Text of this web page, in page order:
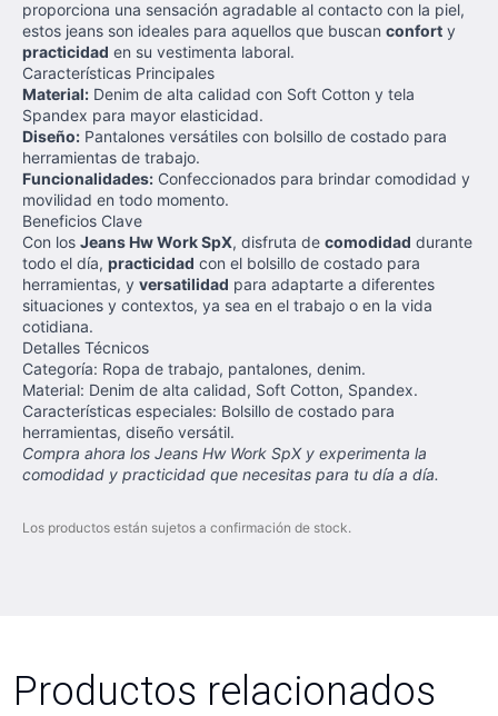
proporciona una sensación agradable al contacto con la piel,
estos jeans son ideales para aquellos que buscan confort y
practicidad en su vestimenta laboral.
Características Principales
Material: Denim de alta calidad con Soft Cotton y tela
Spandex para mayor elasticidad.
Diseño: Pantalones versátiles con bolsillo de costado para
herramientas de trabajo.
Funcionalidades: Confeccionados para brindar comodidad y
movilidad en todo momento.
Beneficios Clave
Con los Jeans Hw Work SpX, disfruta de comodidad durante
todo el día, practicidad con el bolsillo de costado para
herramientas, y versatilidad para adaptarte a diferentes
situaciones y contextos, ya sea en el trabajo o en la vida
cotidiana.
Detalles Técnicos
Categoría: Ropa de trabajo, pantalones, denim.
Material: Denim de alta calidad, Soft Cotton, Spandex.
Características especiales: Bolsillo de costado para
herramientas, diseño versátil.
Compra ahora los Jeans Hw Work SpX y experimenta la
comodidad y practicidad que necesitas para tu día a día.
Los productos están sujetos a confirmación de stock.
Productos relacionados